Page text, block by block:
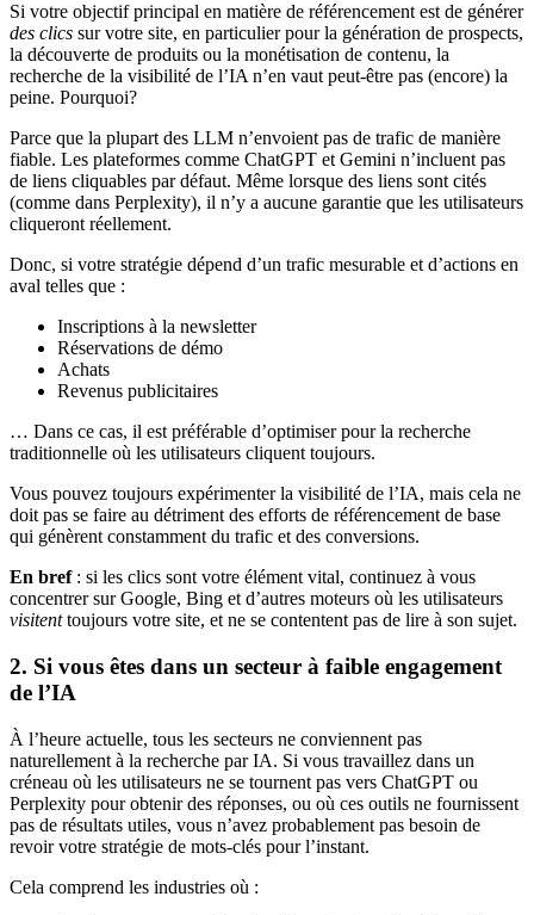
Si votre objectif principal en matière de référencement est de générer
des clics sur votre site, en particulier pour la génération de prospects,
la découverte de produits ou la monétisation de contenu, la
recherche de la visibilité de l’IA n’en vaut peut-être pas (encore) la
peine. Pourquoi?
Parce que la plupart des LLM n’envoient pas de trafic de manière
fiable. Les plateformes comme ChatGPT et Gemini n’incluent pas
de liens cliquables par défaut. Même lorsque des liens sont cités
(comme dans Perplexity), il n’y a aucune garantie que les utilisateurs
cliqueront réellement.
Donc, si votre stratégie dépend d’un trafic mesurable et d’actions en
aval telles que :
Inscriptions à la newsletter
Réservations de démo
Achats
Revenus publicitaires
… Dans ce cas, il est préférable d’optimiser pour la recherche
traditionnelle où les utilisateurs cliquent toujours.
Vous pouvez toujours expérimenter la visibilité de l’IA, mais cela ne
doit pas se faire au détriment des efforts de référencement de base
qui génèrent constamment du trafic et des conversions.
En bref: si les clics sont votre élément vital, continuez à vous
concentrer sur Google, Bing et d’autres moteurs où les utilisateurs
visitenttoujours votre site, et ne se contentent pas de lire à son sujet.
2. Si vous êtes dans un secteur à faible engagement
de l’IA
À l’heure actuelle, tous les secteurs ne conviennent pas
naturellement à la recherche par IA. Si vous travaillez dans un
créneau où les utilisateurs ne se tournent pas vers ChatGPT ou
Perplexity pour obtenir des réponses, ou où ces outils ne fournissent
pas de résultats utiles, vous n’avez probablement pas besoin de
revoir votre stratégie de mots-clés pour l’instant.
Cela comprend les industries où :